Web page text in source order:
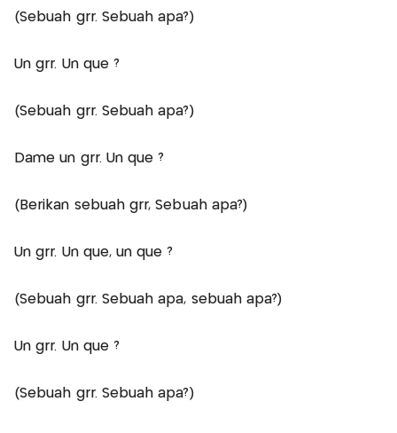
(Sebuah grr. Sebuah apa?)
Un grr. Un que ?
(Sebuah grr. Sebuah apa?)
Dame un grr. Un que ?
(Berikan sebuah grr, Sebuah apa?)
Un grr. Un que, un que ?
(Sebuah grr. Sebuah apa, sebuah apa?)
Un grr. Un que ?
(Sebuah grr. Sebuah apa?)